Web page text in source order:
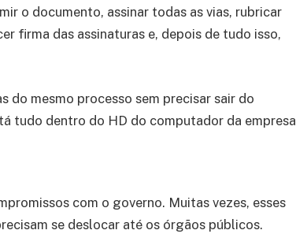
o documento, assinar todas as vias, rubricar
firma das assinaturas e, depois de tudo isso,
do mesmo processo sem precisar sair do
tudo dentro do HD do computador da empresa
com o governo. Muitas vezes, esses
se deslocar até os órgãos públicos.